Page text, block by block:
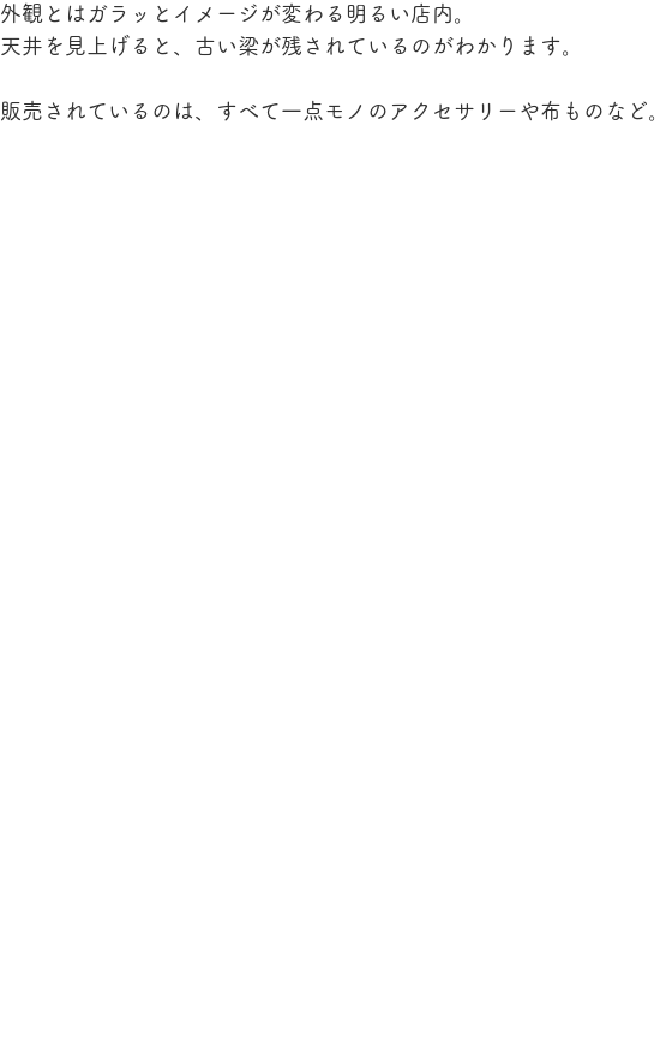
外観とはガラッとイメージが変わる明るい店内。
天井を見上げると、古い梁が残されているのがわかります。
販売されているのは、すべて一点モノのアクセサリーや布ものなど。